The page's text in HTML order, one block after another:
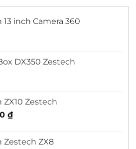
13 inch Camera 360
DX350 Zestech
ZX10 Zestech
₫
Zestech ZX8